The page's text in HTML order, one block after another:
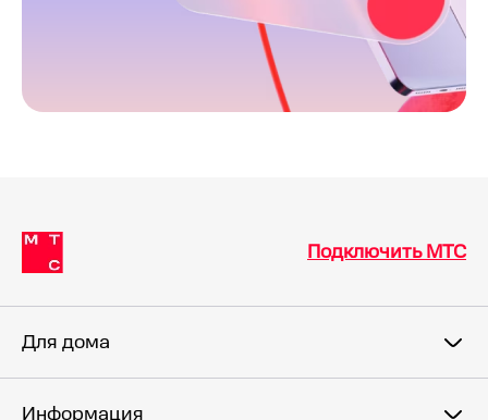
Подключить МТС
Для дома
Информация